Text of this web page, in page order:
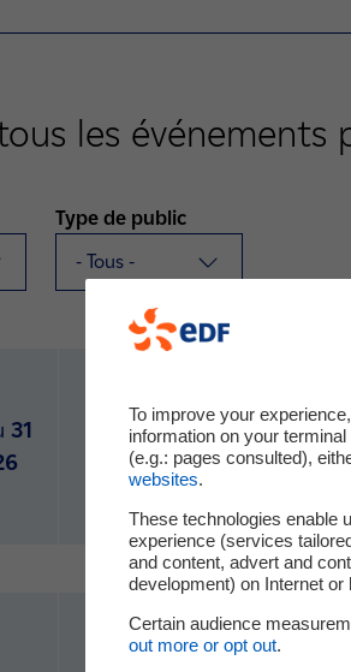
les événements
Type de public
31
Visitez
Entrée gratuite
To improve your
information on your
(e.g.: pages consulted),
websites.
These technologies enable
experience (services
and content, advert and
development) on Internet
Certain audience
out more or opt out.